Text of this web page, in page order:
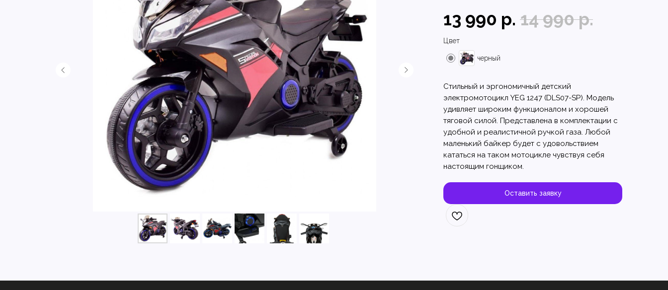
13 990 р. 14 990р.
Цвет
черный
Стильный и эргономичный детский
электромотоцикл YEG 1247 (DLS07-SP). Модель
удивляет широким функционалом и хорошей
тяговой силой. Представлена в комплектации с
удобной и реалистичной ручкой газа. Любой
маленький байкер будет с удовольствием
кататься на таком мотоцикле чувствуя себя
настоящим гонщиком.
Оставить заявку